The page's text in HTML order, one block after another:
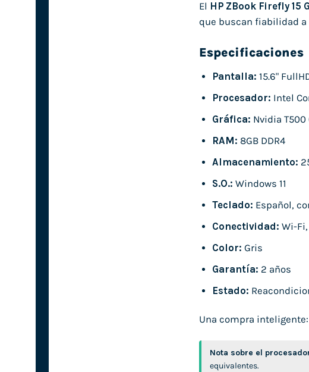
El HP ZBook Firefly 15
que buscan fiabilidad a
Especificaciones
Pantalla: 15.6"
Procesador: Intel
Gráfica: Nvidia T500
RAM: 8GB DDR4
Almacenamiento:
S.O.: Windows 11
Teclado: Español,
Conectividad: Wi-
Color: Gris
Garantía: 2 años
Estado:
Una compra
Nota sobre el
equivalentes.